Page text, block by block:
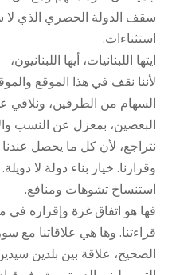
سقف الدولة الحصري الذي لا
استثناءات.
ايتها اللبنانيات، أيها اللبنانيون،
لأننا نقف في هذا الموقع
السهام من الطرفين، ونلاقي
البعضين، بمعزل عن النسب
نتراجع، لأن كل ما يحصل عندنا
وقرارنا. خيار بناء دولة لا
استنساخ تشوهات ومنافع.
فها هو اتفاق غزة وإقراره
قراءتنا. وها هي علاقاتنا مع
الصحيح، علاقة بين بلدين